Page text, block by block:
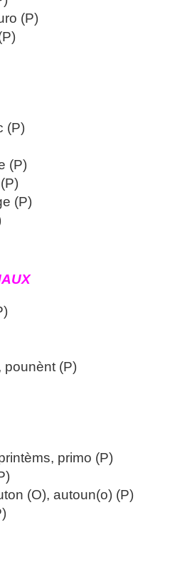
(P)
(P)
(P)
(P)
(P)
primo (P)
(O), autoun(o) (P)